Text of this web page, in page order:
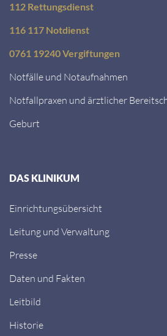
112 Rettungsdienst
116 117 Notdienst
0761 19240 Vergiftungen
Notfälle und Notaufnahmen
Notfallpraxen und ärztlicher
Geburt
DAS KLINIKUM
Einrichtungsübersicht
Leitung und Verwaltung
Presse
Daten und Fakten
Leitbild
Historie